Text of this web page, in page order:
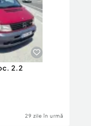
2.2
29 zile în urmă